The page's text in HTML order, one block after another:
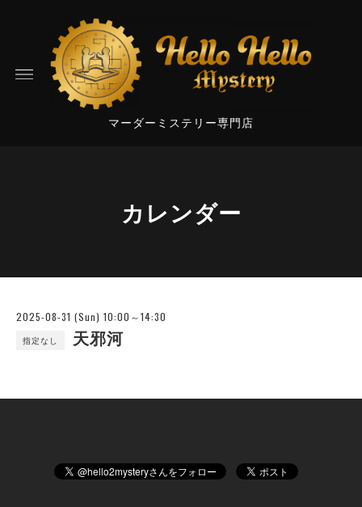
マーダーミステリー専門店
カレンダー
2025-08-31 (Sun) 10:00～14:30
指定なし 天邪河